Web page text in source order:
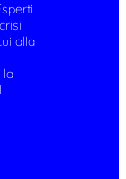
alla
la